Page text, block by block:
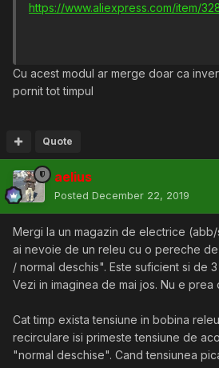
https://www.aliexpress.com/item/
Cu acest modul ar merge doar ca
pornit tot timpul
Quote
aelius
Posted December 22, 2019
Mergi la un magazin de electrice
ai nevoie de un releu cu o pereche
/ normal deschis". Este suficient si de
Vezi in imaginea de mai jos. Nu e prea
Cat timp exista tensiune in bobina
recirculare isi primeste tensiune de
"normal deschise". Cand tensiunea